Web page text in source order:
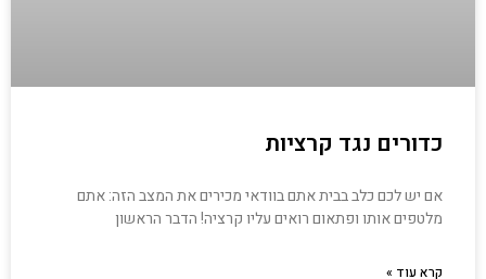
כדורים נגד קרציות
אם יש לכם כלב בבית אתם בוודאי מכירים את המצב הזה: אתם
מלטפים אותו ופתאום רואים עליו קרציה! הדבר הראשון
קרא עוד »